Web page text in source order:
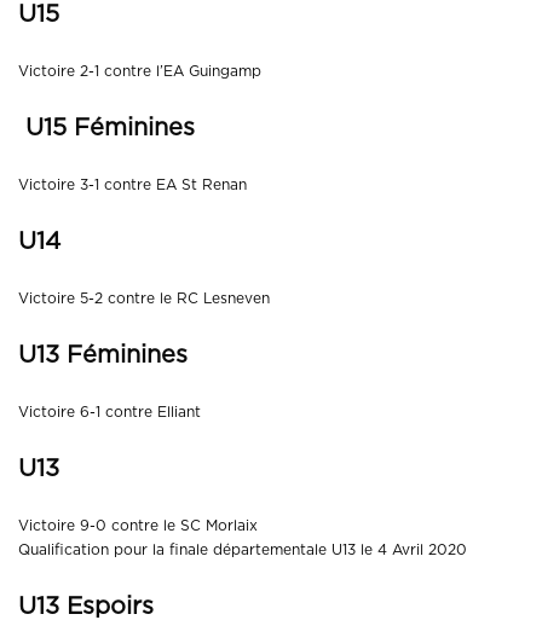
U15
Victoire 2-1 contre l’EA Guingamp
U15 Féminines
Victoire 3-1 contre EA St Renan
U14
Victoire 5-2 contre le RC Lesneven
U13 Féminines
Victoire 6-1 contre Elliant
U13
Victoire 9-0 contre le SC Morlaix
Qualification pour la finale départementale U13 le 4 Avril 2020
U13 Espoirs